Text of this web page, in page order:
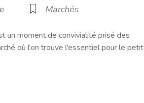
Marchés
un moment de convivialité prisé des
où l'on trouve l'essentiel pour le petit